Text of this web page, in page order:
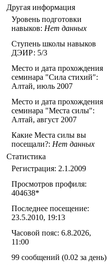
Другая информация
Уровень подготовки
навыков: Нет данных
Ступень школы навыков
ДЭИР: 5/3
Место и дата прохождения
семинара "Сила стихий":
Алтай, июль 2007
Место и дата прохождения
семинара "Места силы":
Алтай, август 2007
Какие Места силы вы
посещали?: Нет данных
Статистика
Регистрация: 2.1.2009
Просмотров профиля:
404638*
Последнее посещение:
23.5.2010, 19:13
Часовой пояс: 6.8.2026,
11:00
99 сообщений (0.02 за день)